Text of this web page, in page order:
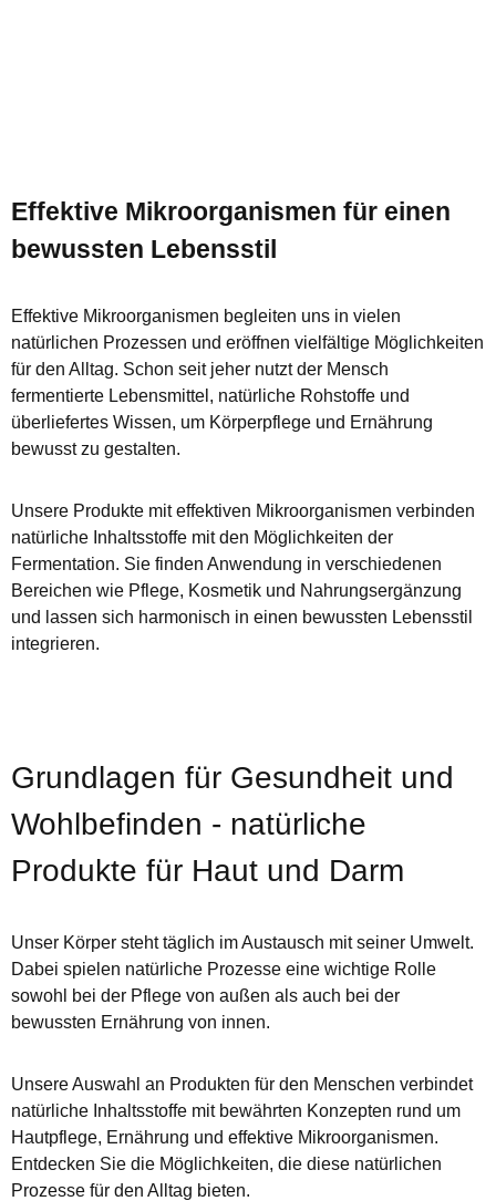
Effektive Mikroorganismen für einen
bewussten Lebensstil
Effektive Mikroorganismen begleiten uns in vielen
natürlichen Prozessen und eröffnen vielfältige Möglichkeiten
für den Alltag. Schon seit jeher nutzt der Mensch
fermentierte Lebensmittel, natürliche Rohstoffe und
überliefertes Wissen, um Körperpflege und Ernährung
bewusst zu gestalten.
Unsere Produkte mit effektiven Mikroorganismen verbinden
natürliche Inhaltsstoffe mit den Möglichkeiten der
Fermentation. Sie finden Anwendung in verschiedenen
Bereichen wie Pflege, Kosmetik und Nahrungsergänzung
und lassen sich harmonisch in einen bewussten Lebensstil
integrieren.
Grundlagen für Gesundheit und
Wohlbefinden - natürliche
Produkte für Haut und Darm
Unser Körper steht täglich im Austausch mit seiner Umwelt.
Dabei spielen natürliche Prozesse eine wichtige Rolle
sowohl bei der Pflege von außen als auch bei der
bewussten Ernährung von innen.
Unsere Auswahl an Produkten für den Menschen verbindet
natürliche Inhaltsstoffe mit bewährten Konzepten rund um
Hautpflege, Ernährung und effektive Mikroorganismen.
Entdecken Sie die Möglichkeiten, die diese natürlichen
Prozesse für den Alltag bieten.